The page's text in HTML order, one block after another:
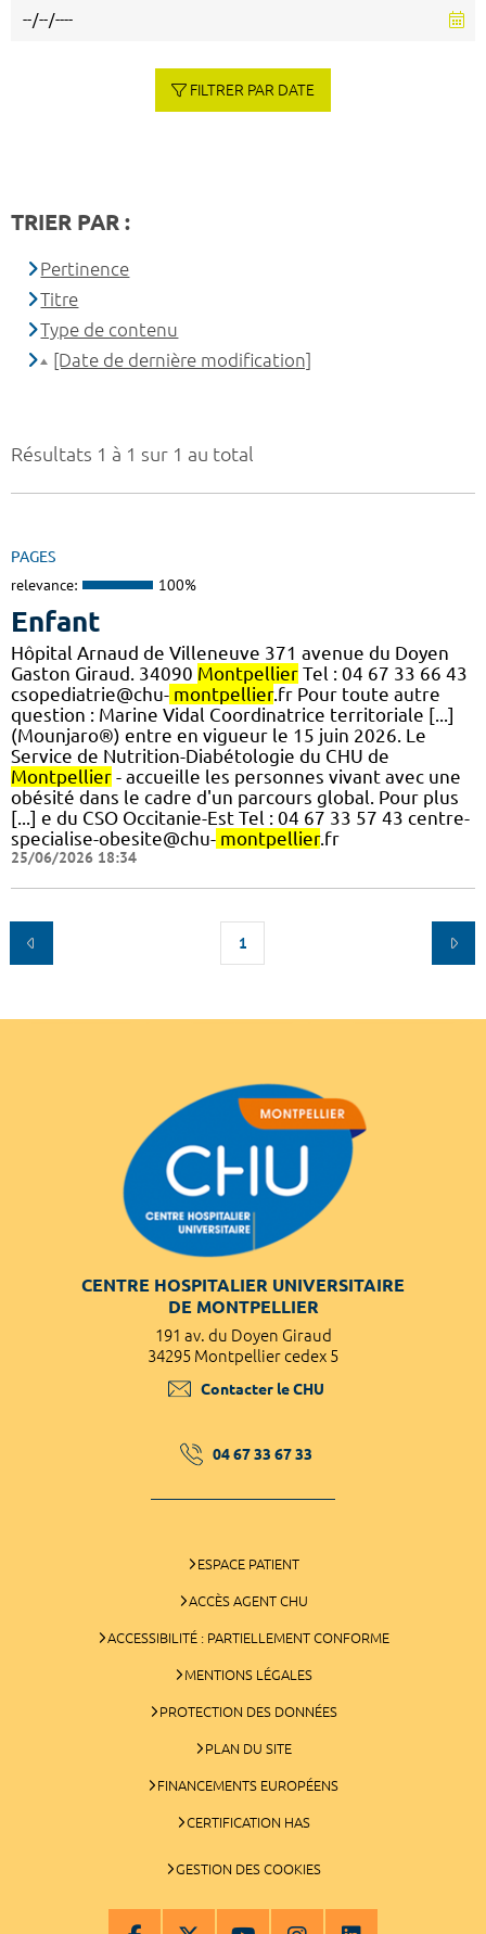
Résultats 1 à 1 sur 1 au total
PAGES
relevance: 100%
Enfant
Hôpital Arnaud de Villeneuve 371 avenue du Doyen
Gaston Giraud. 34090 Montpellier Tel : 04 67 33 66 43
csopediatrie@chu- montpellier.fr Pour toute autre
question : Marine Vidal Coordinatrice territoriale [...]
(Mounjaro®) entre en vigueur le 15 juin 2026. Le
Service de Nutrition-Diabétologie du CHU de
Montpellier - accueille les personnes vivant avec une
obésité dans le cadre d'un parcours global. Pour plus
[...] e du CSO Occitanie-Est Tel : 04 67 33 57 43 centre-
specialise-obesite@chu- montpellier.fr
25/06/2026 18:34
1
FILTRER PAR DATE
TRIER PAR :
Pertinence
Titre
Type de contenu
[Date de dernière modification]
CENTRE HOSPITALIER UNIVERSITAIRE
DE MONTPELLIER
191 av. du Doyen Giraud
34295 Montpellier cedex 5
Contacter le CHU
04 67 33 67 33
ESPACE PATIENT
ACCÈS AGENT CHU
ACCESSIBILITÉ : PARTIELLEMENT CONFORME
MENTIONS LÉGALES
PROTECTION DES DONNÉES
PLAN DU SITE
FINANCEMENTS EUROPÉENS
CERTIFICATION HAS
GESTION DES COOKIES